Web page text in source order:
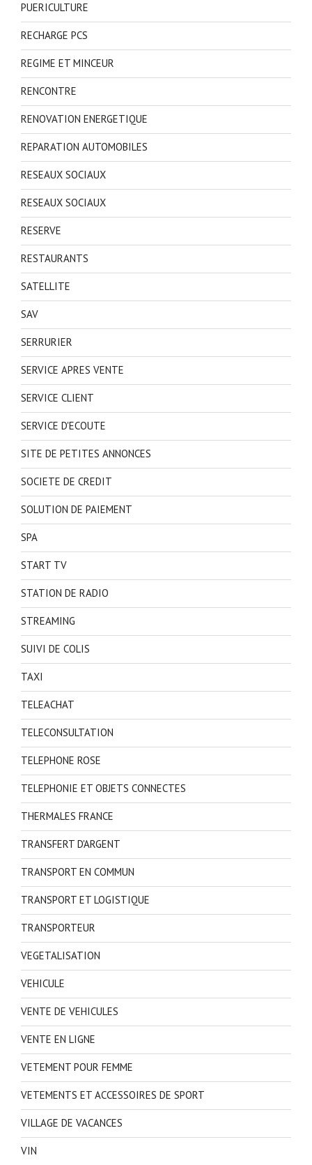
PUERICULTURE
RECHARGE PCS
REGIME ET MINCEUR
RENCONTRE
RENOVATION ENERGETIQUE
REPARATION AUTOMOBILES
RESEAUX SOCIAUX
RESEAUX SOCIAUX
RESERVE
RESTAURANTS
SATELLITE
SAV
SERRURIER
SERVICE APRES VENTE
SERVICE CLIENT
SERVICE D'ECOUTE
SITE DE PETITES ANNONCES
SOCIETE DE CREDIT
SOLUTION DE PAIEMENT
SPA
START TV
STATION DE RADIO
STREAMING
SUIVI DE COLIS
TAXI
TELEACHAT
TELECONSULTATION
TELEPHONE ROSE
TELEPHONIE ET OBJETS CONNECTES
THERMALES FRANCE
TRANSFERT D'ARGENT
TRANSPORT EN COMMUN
TRANSPORT ET LOGISTIQUE
TRANSPORTEUR
VEGETALISATION
VEHICULE
VENTE DE VEHICULES
VENTE EN LIGNE
VETEMENT POUR FEMME
VETEMENTS ET ACCESSOIRES DE SPORT
VILLAGE DE VACANCES
VIN